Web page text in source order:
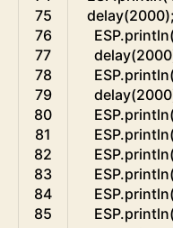
75
76
77
78
79
80
81
82
83
84
85
delay(2000);
ESP.println
delay(2000
ESP.println
delay(2000
ESP.println
ESP.println
ESP.println
ESP.println
ESP.println
ESP.println